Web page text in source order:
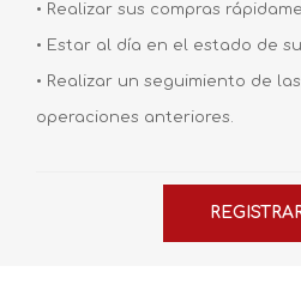
• Realizar sus compras
• Estar al día en el estado de
• Realizar un seguimiento de
operaciones anteriores.